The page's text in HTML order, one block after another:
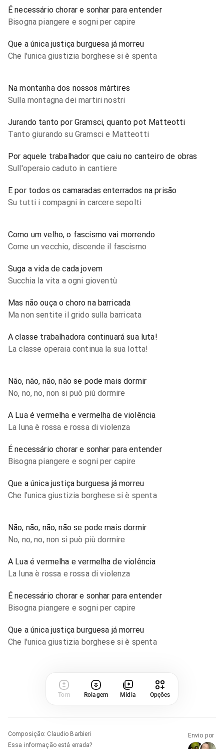
É necessário chorar e sonhar para entender
Bisogna piangere e sogni per capire
Que a única justiça burguesa já morreu
Che l'unica giustizia borghese si è spenta
Na montanha dos nossos mártires
Sulla montagna dei martiri nostri
Jurando tanto por Gramsci, quanto pot Matteotti
Tanto giurando su Gramsci e Matteotti
Por aquele trabalhador que caiu no canteiro de obras
Sull'operaio caduto in cantiere
E por todos os camaradas enterrados na prisão
Su tutti i compagni in carcere sepolti
Como um velho, o fascismo vai morrendo
Come un vecchio, discende il fascismo
Suga a vida de cada jovem
Succhia la vita a ogni gioventù
Mas não ouça o choro na barricada
Ma non sentite il grido sulla barricata
A classe trabalhadora continuará sua luta!
La classe operaia continua la sua lotta!
Não, não, não, não se pode mais dormir
No, no, no, non si può più dormire
A Lua é vermelha e vermelha de violência
La luna è rossa e rossa di violenza
É necessário chorar e sonhar para entender
Bisogna piangere e sogni per capire
Que a única justiça burguesa já morreu
Che l'unica giustizia borghese si è spenta
Não, não, não, não se pode mais dormir
No, no, no, non si può più dormire
A Lua é vermelha e vermelha de violência
La luna è rossa e rossa di violenza
É necessário chorar e sonhar para entender
Bisogna piangere e sogni per capire
Que a única justiça burguesa já morreu
Che l'unica giustizia borghese si è spenta
Tom Rolagem Mídia Opções
Composição: Claudio Barbieri
Essa informação está errada?
Envio por